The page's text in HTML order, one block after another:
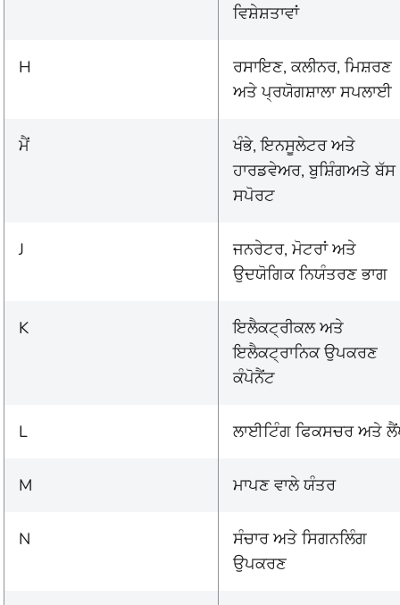
ਵਿਸ਼ੇਸ਼ਤਾਵਾਂ
H
ਰਸਾਇਣ, ਕਲੀਨਰ, ਮਿਸ਼ਰਣ
ਅਤੇ ਪ੍ਰਯੋਗਸ਼ਾਲਾ ਸਪਲਾਈ
ਮੈਂ
ਖੰਭੇ, ਇਨਸੂਲੇਟਰ ਅਤੇ
ਹਾਰਡਵੇਅਰ, ਬੁਸ਼ਿੰਗਅਤੇ ਬੱਸ
ਸਪੋਰਟ
J
ਜਨਰੇਟਰ, ਮੋਟਰਾਂ ਅਤੇ
ਉਦਯੋਗਿਕ ਨਿਯੰਤਰਣ ਭਾਗ
K
ਇਲੈਕਟ੍ਰੀਕਲ ਅਤੇ
ਇਲੈਕਟ੍ਰਾਨਿਕ ਉਪਕਰਣ
ਕੰਪੋਨੈਂਟ
L ਲਾਈਟਿੰਗ ਫਿਕਸਚਰ ਅਤੇ
M ਮਾਪਣ ਵਾਲੇ ਯੰਤਰ
N
ਸੰਚਾਰ ਅਤੇ ਸਿਗਨਲਿੰਗ
ਉਪਕਰਣ